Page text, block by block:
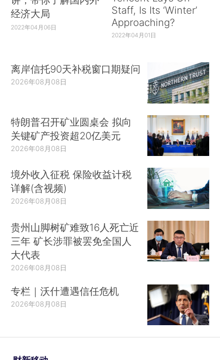
经济大局
2022年04月06日
Staff, Is Its ‘Winter’
Approaching?
2022年04月01日
离岸信托90天补税窗口期疑问
2026年08月08日
特朗普召开矿业圆桌会 拟向
关键矿产投资超20亿美元
2026年08月08日
境外收入征税 保险收益计税
详解(含视频)
2026年08月08日
贵州山脚树矿难致16人死亡近
三年 矿长涉罪被罢免全国人
大代表
2026年08月08日
专栏｜沃什遭遇信任危机
2026年08月08日